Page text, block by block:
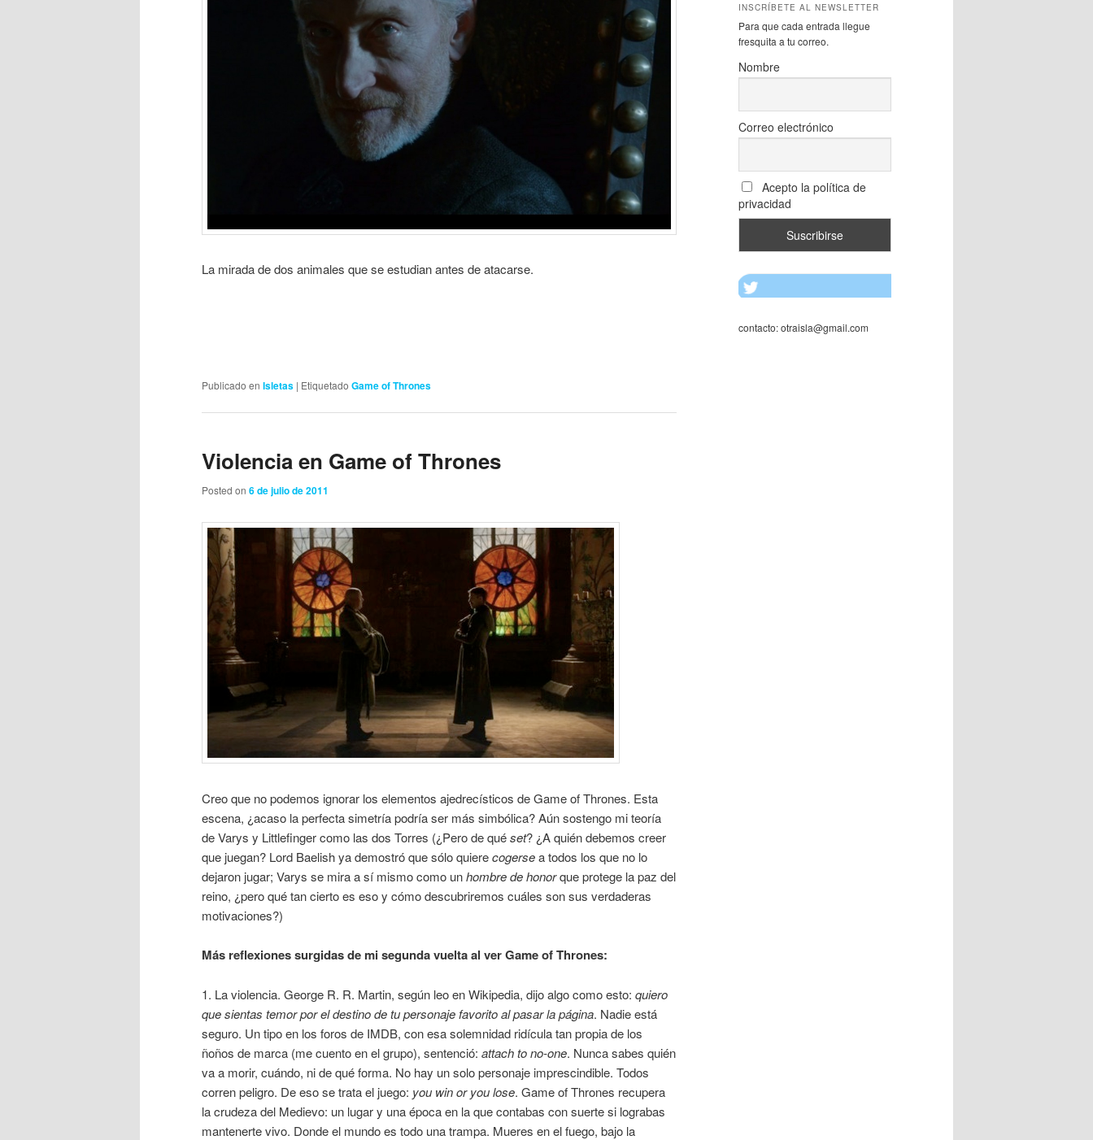
La mirada de dos animales que se estudian antes de atacarse.
Publicado en Isletas | Etiquetado Game of Thrones
Violencia en Game of Thrones
Posted on 6 de julio de 2011
Creo que no podemos ignorar los elementos ajedrecísticos de Game of Thrones. Esta
escena, ¿acaso la perfecta simetría podría ser más simbólica? Aún sostengo mi teoría
de Varys y Littlefinger como las dos Torres (¿Pero de quéset? ¿A quién debemos creer
que juegan? Lord Baelish ya demostró que sólo quierecogersea todos los que no lo
dejaron jugar; Varys se mira a sí mismo como unhombre de honorque protege la paz del
reino, ¿pero qué tan cierto es eso y cómo descubriremos cuáles son sus verdaderas
motivaciones?)
Más reflexiones surgidas de mi segunda vuelta al ver Game of Thrones:
1. La violencia. George R. R. Martin, según leo en Wikipedia, dijo algo como esto: quiero
que sientas temor por el destino de tu personaje favorito al pasar la página. Nadie está
seguro. Un tipo en los foros de IMDB, con esa solemnidad ridícula tan propia de los
ñoños de marca (me cuento en el grupo), sentenció: attach to no-one. Nunca sabes quién
va a morir, cuándo, ni de qué forma. No hay un solo personaje imprescindible. Todos
corren peligro. De eso se trata el juego: you win or you lose. Game of Thrones recupera
la crudeza del Medievo: un lugar y una época en la que contabas con suerte si lograbas
mantenerte vivo. Donde el mundo es todo una trampa. Mueres en el fuego, bajo la
INSCRÍBETE AL NEWSLETTER
Para que cada entrada llegue
fresquita a tu correo.
Nombre
Correo electrónico
Acepto la política de
privacidad
contacto: otraisla@gmail.com